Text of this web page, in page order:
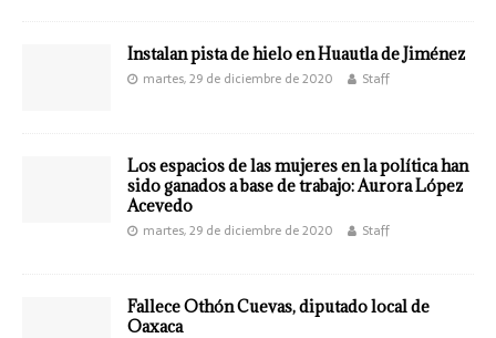
Instalan pista de hielo en Huautla de Jiménez
martes, 29 de diciembre de 2020 Staff
Los espacios de las mujeres en la política han
sido ganados a base de trabajo: Aurora López
Acevedo
martes, 29 de diciembre de 2020 Staff
Fallece Othón Cuevas, diputado local de
Oaxaca